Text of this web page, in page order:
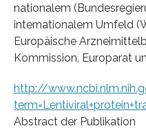
nationalem
internationalem Umfeld
Europäische
Kommission, Europarat
http://
Abstract der Publikation